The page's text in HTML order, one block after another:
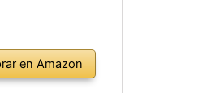
en Amazon